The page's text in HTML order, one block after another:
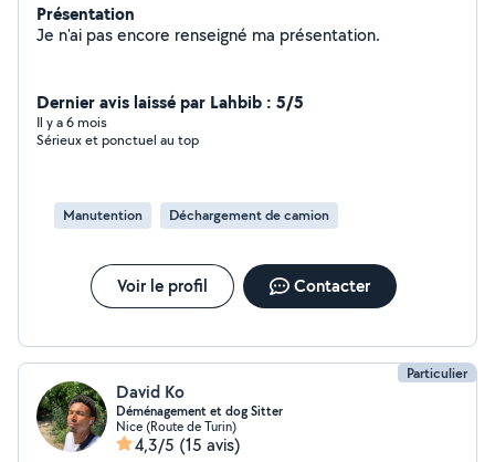
Présentation
Je n'ai pas encore renseigné ma présentation.
Dernier avis laissé par Lahbib : 5/5
Il y a 6 mois
Sérieux et ponctuel au top
Manutention Déchargement de camion
Voir le profil Contacter
Particulier
David Ko
Déménagement et dog Sitter
Nice (Route de Turin)
4,3/5 (15 avis)